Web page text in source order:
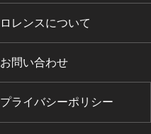
ロレンスについて
お問い合わせ
プライバシーポリシー